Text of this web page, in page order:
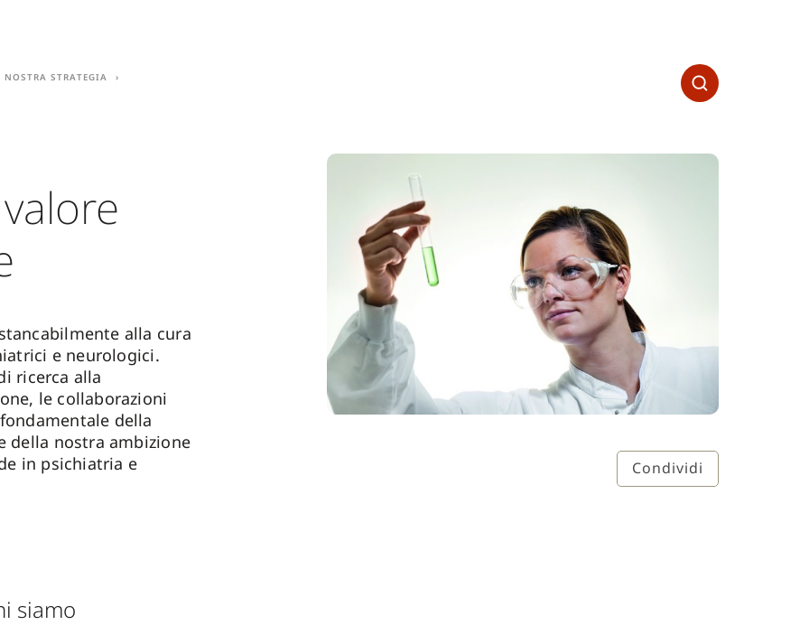
nostra strategia
Condividi
alla cura
e neurologici.
ricerca alla
le collaborazioni
della
della nostra ambizione
in psichiatria e
siamo